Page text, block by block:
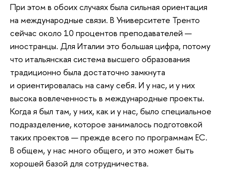
При этом в обоих случаях была сильная ориентация
на международные связи. В Университете Тренто
сейчас около 10 процентов преподавателей —
иностранцы. Для Италии это большая цифра, потому
что итальянская система высшего образования
традиционно была достаточно замкнута
и ориентировалась на саму себя. И у нас, и у них
высока вовлеченность в международные проекты.
Когда я был там, у них, как и у нас, было специальное
подразделение, которое занималось подготовкой
таких проектов — прежде всего по программам ЕС.
В общем, у нас много общего, и это может быть
хорошей базой для сотрудничества.